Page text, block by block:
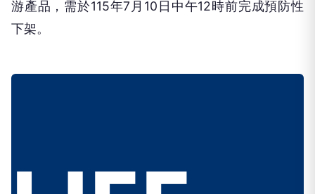
游產品，需於115年7月10日中午12時前完成預防性
下架。